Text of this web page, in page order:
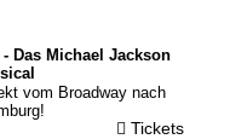
Tickets
- Das Michael Jackson
vom Broadway nach
Tickets